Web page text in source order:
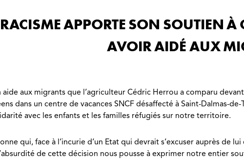
APPORTE SON SOUTIEN À
AVOIR AIDÉ AUX
aux migrants que l’agriculteur Cédric Herrou a comparu
dans un centre de vacances SNCF désaffecté à Saint-Dalmas-
avec les enfants et les familles réfugiés sur notre territoire.
qui, face à l’incurie d’un Etat qui devrait s’excuser auprès de
de cette décision nous pousse à exprimer notre entier